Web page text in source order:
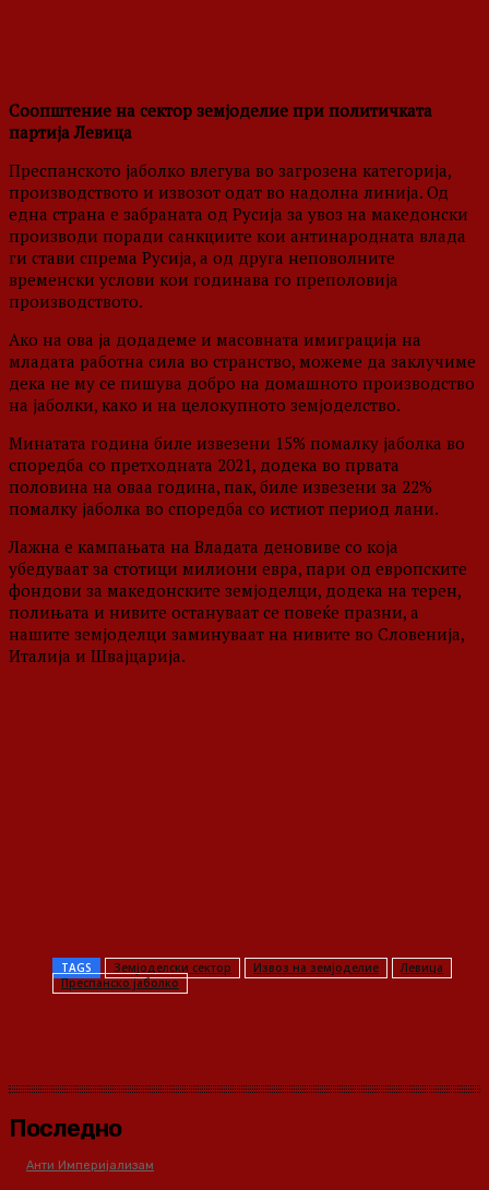
Соопштение на сектор земјоделие при политичката
партија Левица
Преспанското јаболко влегува во загрозена категорија,
производството и извозот одат во надолна линија. Од
една страна е забраната од Русија за увоз на македонски
производи поради санкциите кои антинародната влада
ги стави спрема Русија, а од друга неповолните
временски услови кои годинава го преполовија
производството.
Ако на ова ја додадеме и масовната имиграција на
младата работна сила во странство, можеме да заклучиме
дека не му се пишува добро на домашното производство
на јаболки, како и на целокупното земјоделство.
Минатата година биле извезени 15% помалку јаболка во
споредба со претходната 2021, додека во првата
половина на оваа година, пак, биле извезени за 22%
помалку јаболка во споредба со истиот период лани.
Лажна е кампањата на Владата деновиве со која
убедуваат за стотици милиони евра, пари од европските
фондови за македонските земјоделци, додека на терен,
полињата и нивите остануваат се повеќе празни, а
нашите земјоделци заминуваат на нивите во Словенија,
Италија и Швајцарија.
TAGS Земјоделски сектор Извоз на земјоделие
Левица
Преспанско јаболко
Последно
Анти Империјализам